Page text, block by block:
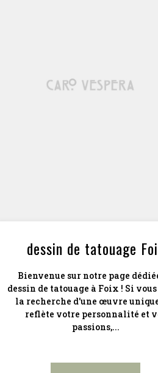
dessin de tatouage
Bienvenue sur notre page
dessin de tatouage à Foix ! Si vous
la recherche d'une œuvre
reflète votre personnalité et
passions,...